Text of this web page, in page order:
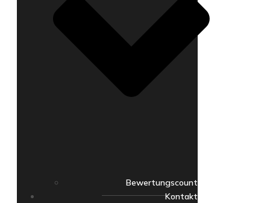
Bewertungscount
Kontakt